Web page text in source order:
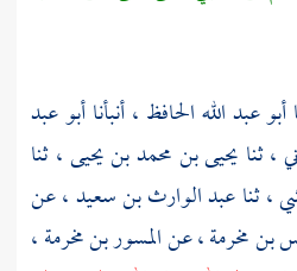
أبو عبد الله الحافظ ، أنبأناأبو عبد
، ثنا يحيى بن محمد بن يحيى، ثنا
، ثناعبد الوارث بن سعيد، عن
بن مخرمة، عنالمسور بن مخرمة،